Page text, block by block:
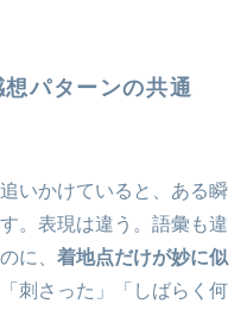
パターンの共通
いかけていると、ある瞬
。表現は違う。語彙も違
に、 着地点だけが妙に似
刺さった」「しばらく何